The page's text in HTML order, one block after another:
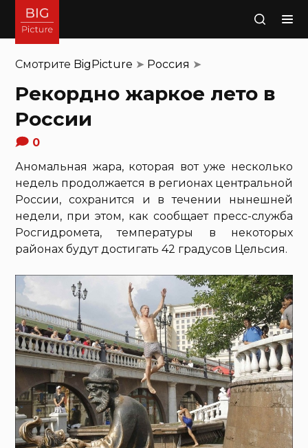
Поиск
Смотрите BigPicture ➤ Россия ➤
Рекордно жаркое лето в
России
0
Аномальная жара, которая вот уже несколько
недель продолжается в регионах центральной
России, сохранится и в течении нынешней
недели, при этом, как сообщает пресс-служба
Росгидромета, температуры в некоторых
районах будут достигать 42 градусов Цельсия.